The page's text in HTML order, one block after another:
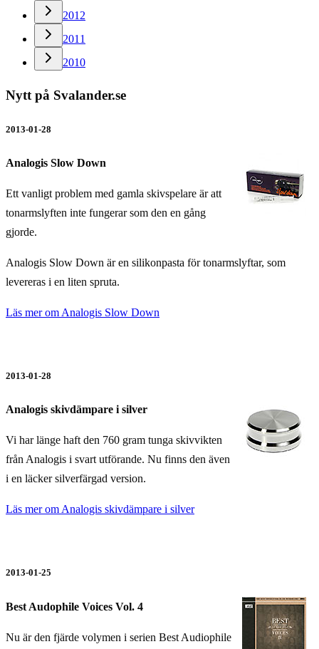
2012
2011
2010
Nytt på Svalander.se
2013-01-28
Analogis Slow Down
Ett vanligt problem med gamla skivspelare är att
tonarmslyften inte fungerar som den en gång
gjorde.
Analogis Slow Down är en silikonpasta för tonarmslyftar, som
levereras i en liten spruta.
Läs mer om Analogis Slow Down
2013-01-28
Analogis skivdämpare i silver
Vi har länge haft den 760 gram tunga skivvikten
från Analogis i svart utförande. Nu finns den även
i en läcker silverfärgad version.
Läs mer om Analogis skivdämpare i silver
2013-01-25
Best Audophile Voices Vol. 4
Nu är den fjärde volymen i serien Best Audiophile